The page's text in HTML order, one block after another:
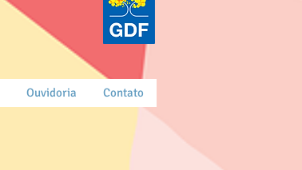
Ouvidoria Contato